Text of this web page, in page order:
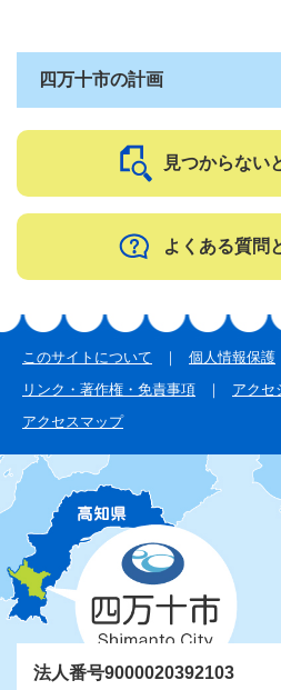
四万十市の計画
見つからない
よくある質問
このサイトについて
個人情報保護
リンク・著作権・免責事項
アクセ
アクセスマップ
法人番号9000020392103